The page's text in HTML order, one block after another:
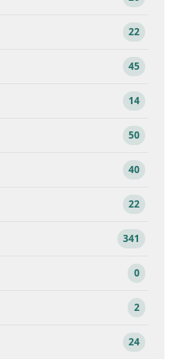
22
45
14
50
40
22
341
0
2
24